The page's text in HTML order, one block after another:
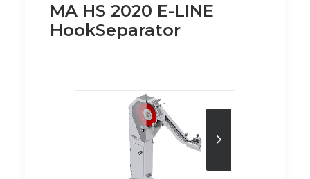
MA HS 2020 E-LINE
HookSeparator